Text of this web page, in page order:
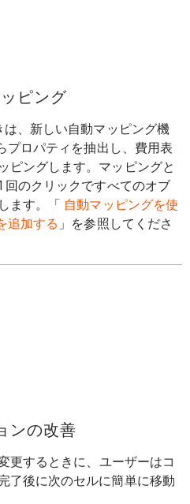
ピング
、新しい自動マッピング機
プロパティを抽出し、費用表
ピングします。マッピングと
回のクリックですべてのオブ
ます。「 自動マッピングを使
追加する 」を参照してくださ
ンの改善
更するときに、ユーザーはコ
了後に次のセルに簡単に移動